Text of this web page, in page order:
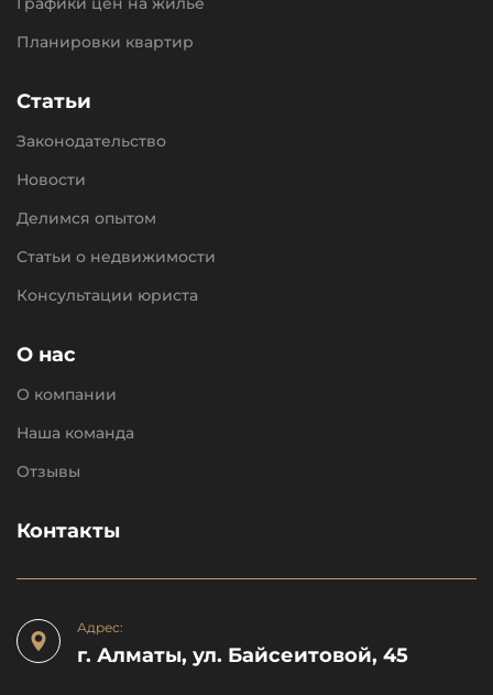
Планировки квартир
Статьи
Законодательство
Новости
Делимся опытом
Статьи о недвижимости
Консультации юриста
О нас
О компании
Наша команда
Отзывы
Контакты
Адрес:
г. Алматы, ул. Байсеитовой, 45